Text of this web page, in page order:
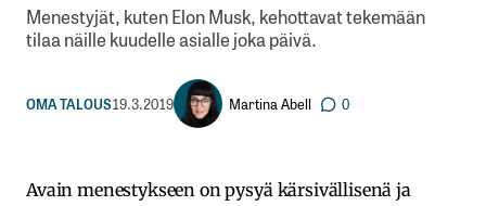
Menestyjät, kuten Elon Musk, kehottavat tekemään
tilaa näille kuudelle asialle joka päivä.
OMA TALOUS19.3.2019 Martina Abell 0
Avain menestykseen on pysyä kärsivällisenä ja